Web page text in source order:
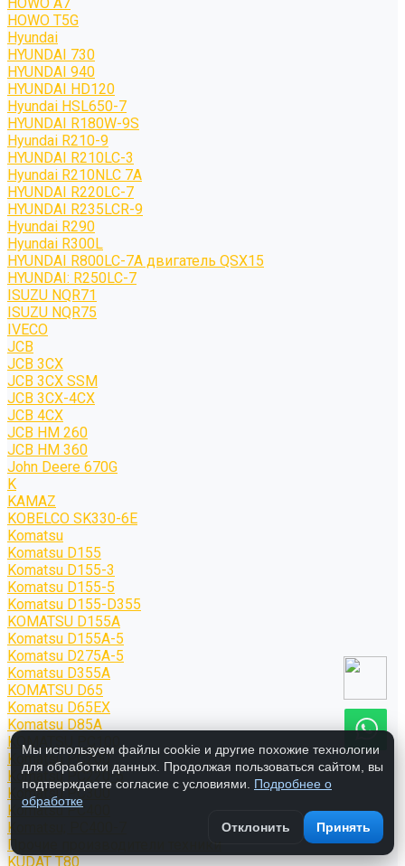
HOWO T5G
Hyundai
HYUNDAI 730
HYUNDAI 940
HYUNDAI HD120
Hyundai HSL650-7
HYUNDAI R180W-9S
Hyundai R210-9
HYUNDAI R210LC-3
Hyundai R210NLC 7A
HYUNDAI R220LC-7
HYUNDAI R235LCR-9
Hyundai R290
Hyundai R300L
HYUNDAI R800LC-7A двигатель QSX15
HYUNDAI: R250LC-7
ISUZU NQR71
ISUZU NQR75
IVECO
JCB
JCB 3CX
JCB 3CX SSM
JCB 3CX-4CX
JCB 4CX
JCB HM 260
JCB HM 360
John Deere 670G
K
KAMAZ
KOBELCO SK330-6E
Komatsu
Komatsu D155
Komatsu D155-3
Komatsu D155-5
Komatsu D155-D355
KOMATSU D155A
Komatsu D155A-5
Komatsu D275A-5
Komatsu D355A
KOMATSU D65
Komatsu D65EX
Komatsu D85A
KOMATSU PC100
Komatsu PC200
Komatsu PC220-5
Komatsu PC300
Komatsu PC400
Komatsu; PC400-7
Прочие производители техники
KUDAT T80
Мы используем файлы cookie и другие похожие технологии
для обработки данных. Продолжая пользоваться сайтом, вы
подтверждаете согласие с условиями. Подробнее о
обработке
Отклонить
Принять